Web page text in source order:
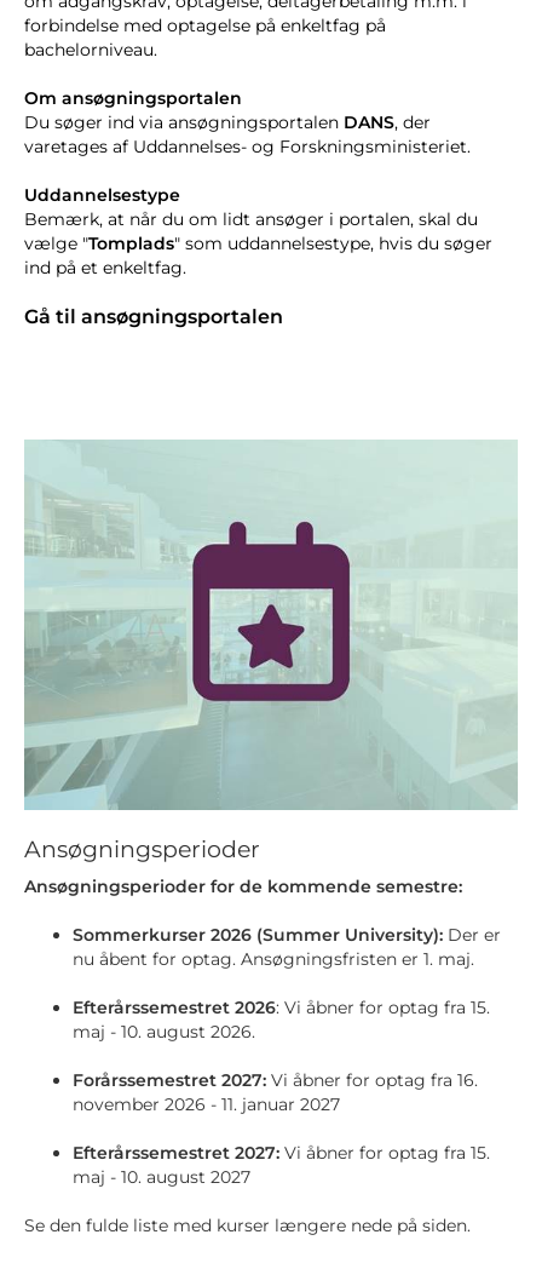
forbindelse med optagelse på enkeltfag på
bachelorniveau.
Om ansøgningsportalen
Du søger ind via ansøgningsportalen DANS, der
varetages af Uddannelses- og Forskningsministeriet.
Uddannelsestype
Bemærk, at når du om lidt ansøger i portalen, skal du
vælge "Tomplads" som uddannelsestype, hvis du søger
ind på et enkeltfag.
Gå til ansøgningsportalen
Ansøgningsperioder
Ansøgningsperioder for de kommende semestre:
Sommerkurser 2026 (Summer University): Der er
nu åbent for optag. Ansøgningsfristen er 1. maj.
Efterårssemestret 2026: Vi åbner for optag fra 15.
maj - 10. august 2026.
Forårssemestret 2027: Vi åbner for optag fra 16.
november 2026 - 11. januar 2027
Efterårssemestret 2027: Vi åbner for optag fra 15.
maj - 10. august 2027
Se den fulde liste med kurser længere nede på siden.